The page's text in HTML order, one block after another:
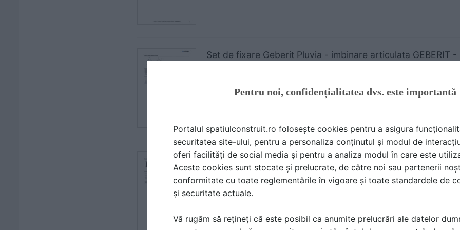
Set de fixare Geberit Pluvia - imbinare articulata GEBERIT -
GEBERIT
Set de completare Geberit Pluvia, pentru terase circulabile
| FISA TEHNICA | 1 P | LIMBA: RO
GEBERIT
Pentru noi, confidențialitatea dvs. este importantă
Portalul spatiulconstruit.ro folosește cookies pentru a asigura
securitatea site-ului, pentru a personaliza conținutul și modul de
oferi facilități de social media și pentru a analiza modul în care este
Aceste cookies sunt stocate și prelucrate, de către noi sau partenerii
conformitate cu toate reglementările în vigoare și toate standardele de
și securitate actuale.
Vă rugăm să rețineți că este posibil ca anumite prelucrări ale datelor